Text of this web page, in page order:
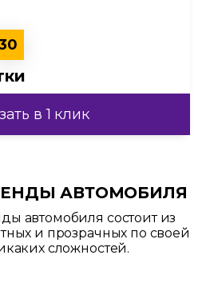
в 1 клик
АВТОМОБИЛЯ
автомобиля состоит из
и прозрачных по своей
сложностей.